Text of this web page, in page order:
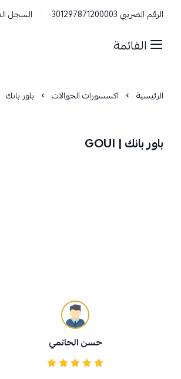
الرقم الضريبي 301297871200003 السجل التجاري
القائمة
الرئيسية اكسسورات الجوالات باور بانك
باور بانك | GOUI
حسن الحاتمي